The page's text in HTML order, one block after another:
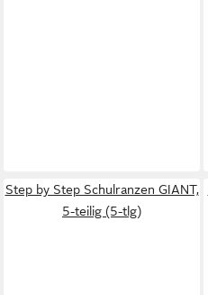
Step by Step Schulranzen GIANT,
5-teilig (5-tlg)